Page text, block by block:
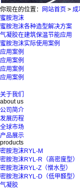
你现在的位置： 网站首页 > 成
蜜胺泡沫
蜜胺泡沫各种造型解决方案
气凝胶在建筑保温节能应用
蜜胺泡沫实际使用案例
应用案例
应用案例
应用案例
应用案例
关于我们
about us
公司简介
发展历程
全球市场
产品展示
products
密胺泡沫RYL-M
密胺泡沫RYL-R（高密度型）
密胺泡沫RYL-Z（憎水型）
密胺泡沫RYL-D（低甲醛型）
气凝胶